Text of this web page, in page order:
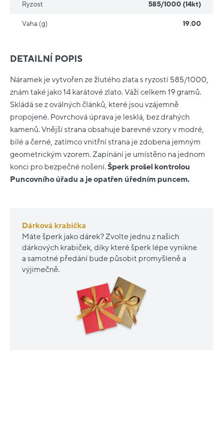
DETAILNÍ POPIS
Náramek je vytvořen ze žlutého zlata s ryzostí 585/1000,
znám také jako 14 karátové zlato. Váží celkem 19 gramů.
Skládá se z oválných článků, které jsou vzájemně
propojené. Povrchová úprava je lesklá, bez drahých
kamenů. Vnější strana obsahuje barevné vzory v modré,
bílé a černé, zatímco vnitřní strana je zdobena jemným
geometrickým vzorem. Zapínání je umístěno na jednom
konci pro bezpečné nošení.Šperk prošel kontrolou
Puncovního úřadu a je opatřen úředním puncem.
Dárková krabička
Máte šperk jako dárek? Zvolte jednu z našich
dárkových krabiček, díky které šperk lépe vynikne
a samotné předání bude působit promyšleně a
výjimečně.
Ryzost 585/1000 (14kt)
Vaha (g) 19.00